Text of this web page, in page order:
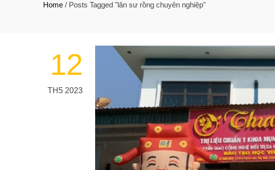
Home / Posts Tagged "lân sư rồng chuyên nghiệp"
12
TH5 2023